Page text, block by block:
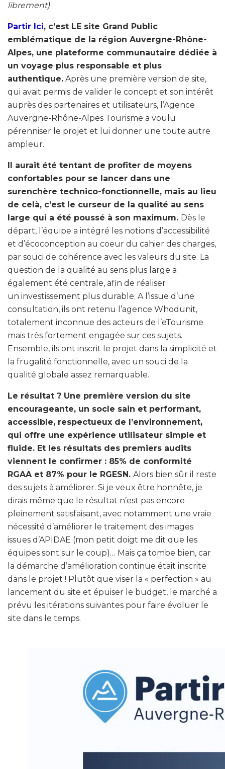
librement)
Partir Ici, c’est LE site Grand Public
emblématique de la région Auvergne-Rhône-
Alpes, une plateforme communautaire dédiée à
un voyage plus responsable et plus
authentique. Après une première version de site,
qui avait permis de valider le concept et son intérêt
auprès des partenaires et utilisateurs, l’Agence
Auvergne-Rhône-Alpes Tourisme a voulu
pérenniser le projet et lui donner une toute autre
ampleur.
Il aurait été tentant de profiter de moyens
confortables pour se lancer dans une
surenchère technico-fonctionnelle, mais au lieu
de celà, c’est le curseur de la qualité au sens
large qui a été poussé à son maximum. Dès le
départ, l’équipe a intégré les notions d’accessibilité
et d’écoconception au coeur du cahier des charges,
par souci de cohérence avec les valeurs du site. La
question de la qualité au sens plus large a
également été centrale, afin de réaliser
un investissement plus durable. A l’issue d’une
consultation, ils ont retenu l’agence Whodunit,
totalement inconnue des acteurs de l’eTourisme
mais très fortement engagée sur ces sujets.
Ensemble, ils ont inscrit le projet dans la simplicité et
la frugalité fonctionnelle, avec un souci de la
qualité globale assez remarquable.
Le résultat ? Une première version du site
encourageante, un socle sain et performant,
accessible, respectueux de l’environnement,
qui offre une expérience utilisateur simple et
fluide. Et les résultats des premiers audits
viennent le confirmer : 85% de conformité
RGAA et 87% pour le RGESN. Alors bien sûr il reste
des sujets à améliorer. Si je veux être honnête, je
dirais même que le résultat n’est pas encore
pleinement satisfaisant, avec notamment une vraie
nécessité d’améliorer le traitement des images
issues d’APIDAE (mon petit doigt me dit que les
équipes sont sur le coup)… Mais ça tombe bien, car
la démarche d’amélioration continue était inscrite
dans le projet ! Plutôt que viser la « perfection » au
lancement du site et épuiser le budget, le marché a
prévu les itérations suivantes pour faire évoluer le
site dans le temps.